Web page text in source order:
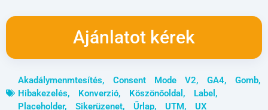
Ajánlatot kérek
Akadálymenmtesítés, Consent Mode V2, GA4, Gomb,
Hibakezelés, Konverzió, Köszönőoldal , Label ,
Placeholder, Sikerüzenet, Űrlap, UTM, UX